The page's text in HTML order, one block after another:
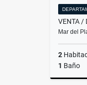
Mar del
2
1 Baño